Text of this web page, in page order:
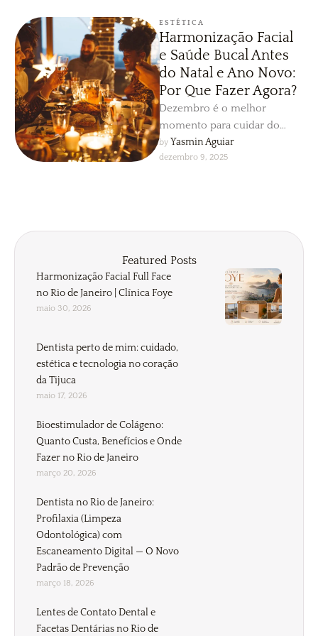
ESTÉTICA
Harmonização Facial
e Saúde Bucal Antes
do Natal e Ano Novo:
Por Que Fazer Agora?
Dezembro é o melhor
momento para cuidar do
rosto e do sorriso antes das
festas. A Dra. Yasmin …
by Yasmin Aguiar
dezembro 9, 2025
Featured Posts
Harmonização Facial Full Face
no Rio de Janeiro | Clínica Foye
maio 30, 2026
Dentista perto de mim: cuidado,
estética e tecnologia no coração
da Tijuca
maio 17, 2026
Bioestimulador de Colágeno:
Quanto Custa, Benefícios e Onde
Fazer no Rio de Janeiro
março 20, 2026
Dentista no Rio de Janeiro:
Profilaxia (Limpeza
Odontológica) com
Escaneamento Digital — O Novo
Padrão de Prevenção
março 18, 2026
Lentes de Contato Dental e
Facetas Dentárias no Rio de